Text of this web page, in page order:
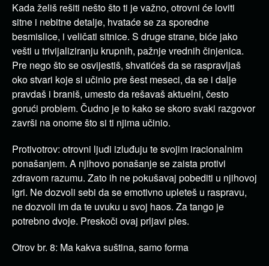
Kada želiš rešiti nešto što ti je važno, otrovni će loviti
sitne i nebitne detalje, hvataće se za sporedne
besmislice, i veličati sitnice. S druge strane, biće jako
vešti u trivijaliziranju krupnih, pažnje vrednih činjenica.
Pre nego što se osvijestiš, shvatićeš da se raspravljaš
oko stvari koje si učinio pre šest meseci, da se i dalje
pravdaš i braniš, umesto da rešavaš aktuelni, često
gorući problem. Čudno je to kako se skoro svaki razgovor
završi na onome što si ti njima učinio.
Protivotrov: otrovni ljudi izluđuju te svojim iracionalnim
ponašanjem. A njihovo ponašanje se zaista protivi
zdravom razumu. Zato ih ne pokušavaj pobediti u njihovoj
igri. Ne dozvoli sebi da se emotivno upleteš u raspravu,
ne dozvoli im da te uvuku u svoj haos. Za tango je
potrebno dvoje. Preskoči ovaj prljavi ples.
Otrov br. 8: Ma kakva suština, samo forma